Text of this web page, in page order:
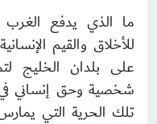
ما الذي يدفع
للأخلاق والقيم
على بلدان الخليج
شخصية وحق إنساني
تلك الحرية التي